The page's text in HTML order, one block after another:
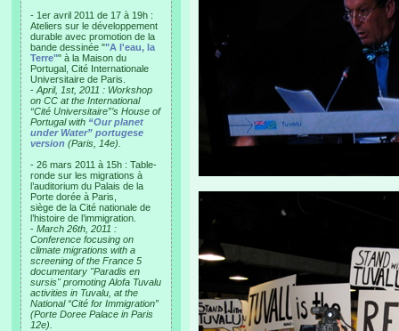
- 1er avril 2011 de 17 à 19h :
Ateliers sur le développement
durable avec promotion de la
bande dessinée ""A l'eau, la
Terre"" à la Maison du
Portugal, Cité Internationale
Universitaire de Paris.
- April, 1st, 2011 : Workshop
on CC at the International
“Cité Universitaire”’s House of
Portugal with “Our planet
under Water” portugese
version (Paris, 14e).
- 26 mars 2011 à 15h : Table-
ronde sur les migrations à
l’auditorium du Palais de la
Porte dorée à Paris,
siège de la Cité nationale de
l’histoire de l’immigration.
- March 26th, 2011 :
Conference focusing on
climate migrations with a
screening of the France 5
documentary "Paradis en
sursis" promoting Alofa Tuvalu
activities in Tuvalu, at the
National “Cité for Immigration”
(Porte Doree Palace in Paris
12e).